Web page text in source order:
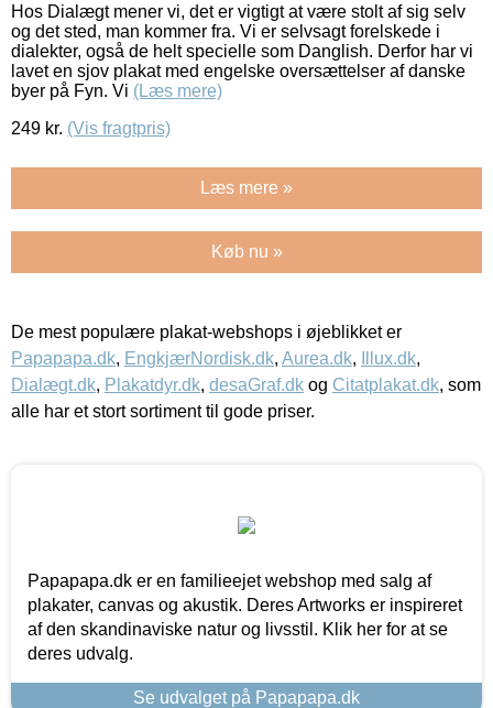
Hos Dialægt mener vi, det er vigtigt at være stolt af sig selv
og det sted, man kommer fra. Vi er selvsagt forelskede i
dialekter, også de helt specielle som Danglish. Derfor har vi
lavet en sjov plakat med engelske oversættelser af danske
byer på Fyn. Vi (Læs mere)
249 kr. (Vis fragtpris)
Læs mere »
Køb nu »
De mest populære plakat-webshops i øjeblikket er
Papapapa.dk, EngkjærNordisk.dk, Aurea.dk, Illux.dk,
Dialægt.dk, Plakatdyr.dk, desaGraf.dk og Citatplakat.dk, som
alle har et stort sortiment til gode priser.
Papapapa.dk er en familieejet webshop med salg af
plakater, canvas og akustik. Deres Artworks er inspireret
af den skandinaviske natur og livsstil. Klik her for at se
deres udvalg.
Se udvalget på Papapapa.dk